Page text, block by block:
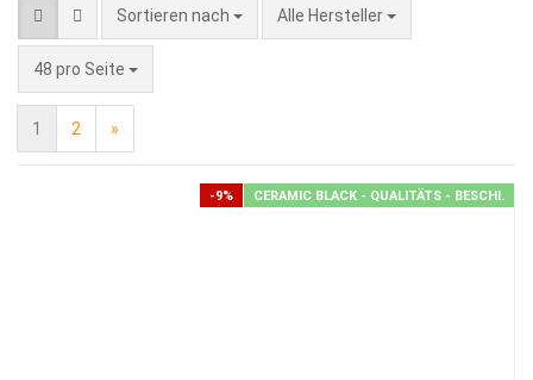
Sortieren nach
Sortieren nach Alle Hersteller
48 pro Seite
pro Seite
1 2 »
-9% CERAMIC BLACK - QUALITÄTS - BESCHI.